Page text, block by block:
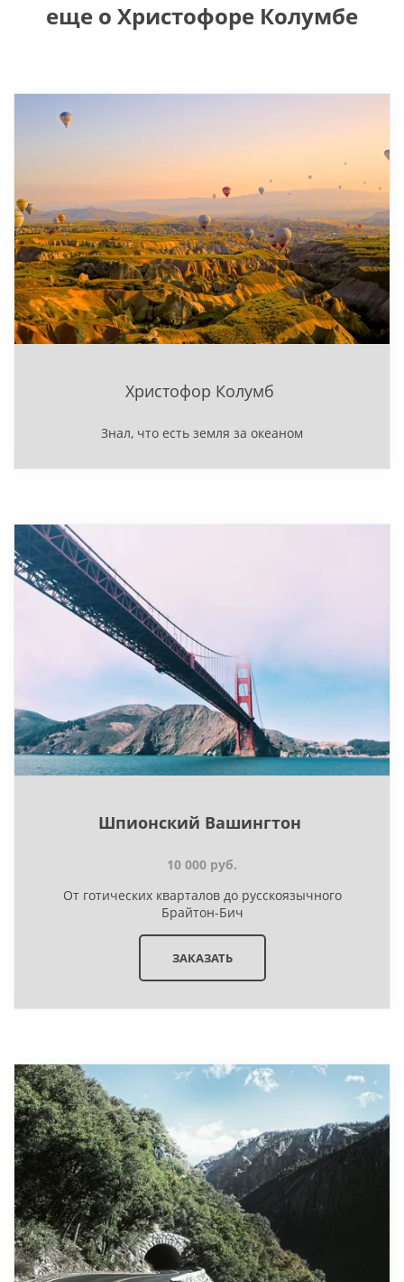
еще о Христофоре Колумбе
Христофор Колумб
Знал, что есть земля за океаном
Шпионский Вашингтон
10 000 руб.
От готических кварталов до русскоязычного
Брайтон-Бич
ЗАКАЗАТЬ